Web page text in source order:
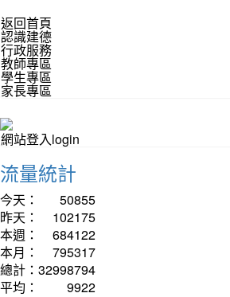
返回首頁
認識建德
行政服務
教師專區
學生專區
家長專區
網站登入login
流量統計
今天：
50855
昨天：
102175
本週：
684122
本月：
795317
總計： 32998794
平均：
9922